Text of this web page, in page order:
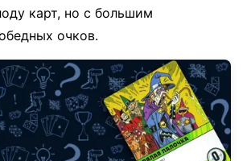
карт, но с большим
очков.